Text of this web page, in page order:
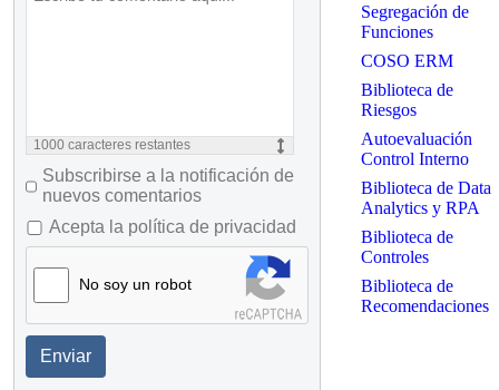
1000 caracteres restantes
Subscribirse a la notificación de
nuevos comentarios
Acepta la política de privacidad
No soy un robot
Enviar
Segregación de
Funciones
COSO ERM
Biblioteca de
Riesgos
Autoevaluación
Control Interno
Biblioteca de Data
Analytics y RPA
Biblioteca de
Controles
Biblioteca de
Recomendaciones